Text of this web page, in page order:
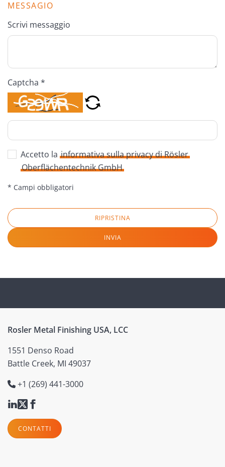
MESSAGIO
Scrivi messaggio
Captcha *
Accetto la informativa sulla privacy di Rösler
Oberflächentechnik GmbH
* Campi obbligatori
RIPRISTINA
INVIA
Rosler Metal Finishing USA, LCC
1551 Denso Road
Battle Creek, MI 49037
+1 (269) 441-3000
CONTATTI